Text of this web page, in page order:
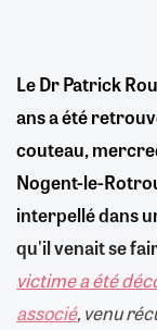
Le Dr Patrick
ans a été
couteau,
Nogent-le-
interpellé dans
qu'il venait se
victime a été
associé, venu